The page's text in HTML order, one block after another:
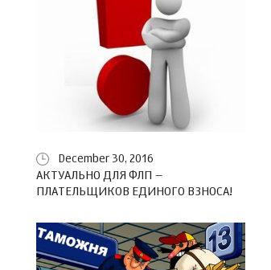
December 30, 2016
АКТУАЛЬНО ДЛЯ ФЛП –
ПЛАТЕЛЬЩИКОВ ЕДИНОГО ВЗНОСА!